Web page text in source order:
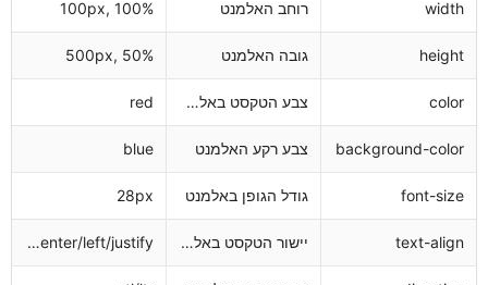
רוחב האלמנט 100px, 100%
גובה האלמנט 500px, 50%
צבע הטקסט באלמנט
background- צבע רקע האלמנט
font- גודל הגופן באלמנט 28px
text- יישור הטקסט באלמנט right/center/left/justify